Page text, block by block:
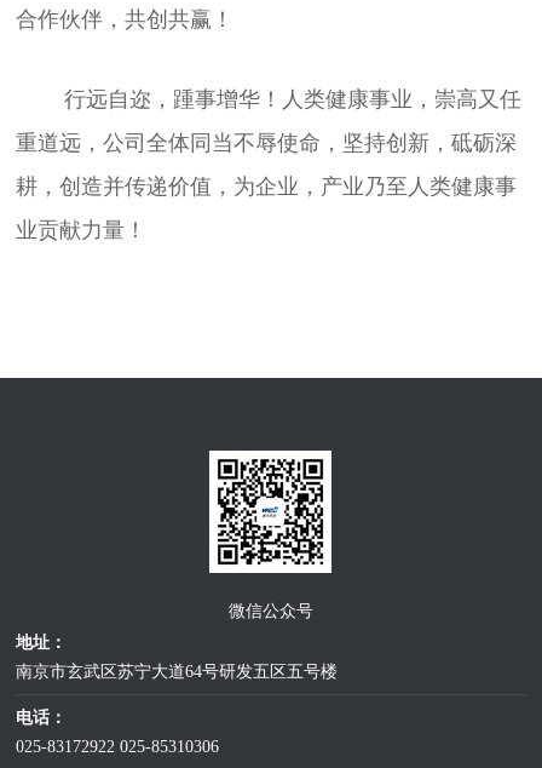
合作伙伴，共创共赢！
行远自迩，踵事增华！人类健康事业，崇高又任
重道远，公司全体同当不辱使命，坚持创新，砥砺深
耕，创造并传递价值，为企业，产业乃至人类健康事
业贡献力量！
微信公众号
地址：
南京市玄武区苏宁大道64号研发五区五号楼
电话：
025-83172922025-85310306